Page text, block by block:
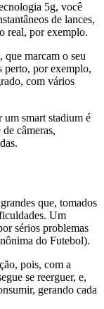
5g, você
de lances,
real, por exemplo.
que marcam o seu
perto, por exemplo,
com vários
um smart stadium é
câmeras,
que, tomados
Um
sérios problemas
do Futebol).
pois, com a
se reerguer, e,
gerando cada